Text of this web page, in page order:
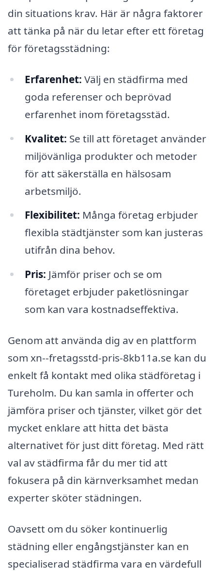
din situations krav. Här är några faktorer
att tänka på när du letar efter ett företag
för företagsstädning:
Erfarenhet: Välj en städfirma med
goda referenser och beprövad
erfarenhet inom företagsstäd.
Kvalitet: Se till att företaget använder
miljövänliga produkter och metoder
för att säkerställa en hälsosam
arbetsmiljö.
Flexibilitet: Många företag erbjuder
flexibla städtjänster som kan justeras
utifrån dina behov.
Pris: Jämför priser och se om
företaget erbjuder paketlösningar
som kan vara kostnadseffektiva.
Genom att använda dig av en plattform
som xn--fretagsstd-pris-8kb11a.se kan du
enkelt få kontakt med olika städföretag i
Tureholm. Du kan samla in offerter och
jämföra priser och tjänster, vilket gör det
mycket enklare att hitta det bästa
alternativet för just ditt företag. Med rätt
val av städfirma får du mer tid att
fokusera på din kärnverksamhet medan
experter sköter städningen.
Oavsett om du söker kontinuerlig
städning eller engångstjänster kan en
specialiserad städfirma vara en värdefull